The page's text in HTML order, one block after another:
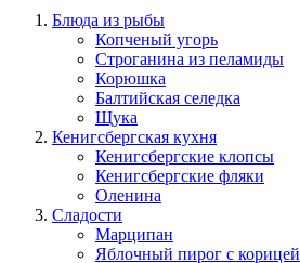
Блюда из рыбы
Копченый угорь
Строганина из пеламиды
Корюшка
Балтийская селедка
Щука
Кенигсбергская кухня
Кенигсбергские клопсы
Кенигсбергские фляки
Оленина
Сладости
Марципан
Яблочный пирог с корицей